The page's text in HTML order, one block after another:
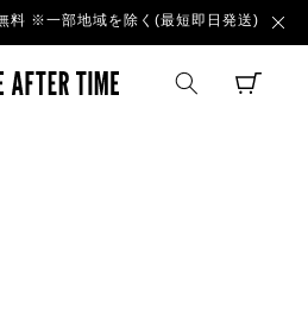
料 ※一部地域を除く(最短即日発送)
TIME AFTER
CART